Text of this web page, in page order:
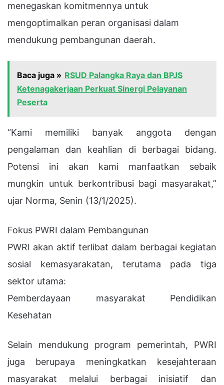
menegaskan komitmennya untuk
mengoptimalkan peran organisasi dalam
mendukung pembangunan daerah.
Baca juga » RSUD Palangka Raya dan BPJS
Ketenagakerjaan Perkuat Sinergi Pelayanan
Peserta
“Kami memiliki banyak anggota dengan
pengalaman dan keahlian di berbagai bidang.
Potensi ini akan kami manfaatkan sebaik
mungkin untuk berkontribusi bagi masyarakat,”
ujar Norma, Senin (13/1/2025).
Fokus PWRI dalam Pembangunan
PWRI akan aktif terlibat dalam berbagai kegiatan
sosial kemasyarakatan, terutama pada tiga
sektor utama:
Pemberdayaan masyarakat Pendidikan
Kesehatan
Selain mendukung program pemerintah, PWRI
juga berupaya meningkatkan kesejahteraan
masyarakat melalui berbagai inisiatif dan